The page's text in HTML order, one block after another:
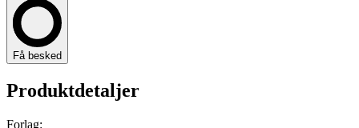
Få besked
Produktdetaljer
Forlag: